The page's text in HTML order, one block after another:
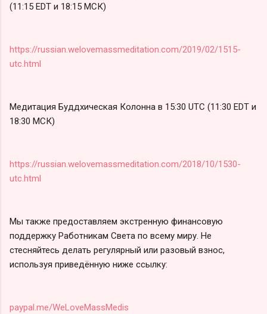
(11:15 EDT и 18:15 МСК)
https://russian.welovemassmeditation.com/2019/02/1515-
utc.html
Медитация Буддхическая Колонна в 15:30 UTC (11:30 EDT и
18:30 МСК)
https://russian.welovemassmeditation.com/2018/10/1530-
utc.html
Мы также предоставляем экстренную финансовую
поддержку Работникам Света по всему миру. Не
стесняйтесь делать регулярный или разовый взнос,
используя приведённую ниже ссылку:
paypal.me/WeLoveMassMedis